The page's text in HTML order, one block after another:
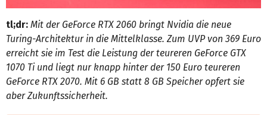
tl;dr: Mit der GeForce RTX 2060 bringt Nvidia die neue
Turing-Architektur in die Mittelklasse. Zum UVP von 369 Euro
erreicht sie im Test die Leistung der teureren GeForce GTX
1070 Ti und liegt nur knapp hinter der 150 Euro teureren
GeForce RTX 2070. Mit 6 GB statt 8 GB Speicher opfert sie
aber Zukunftssicherheit.